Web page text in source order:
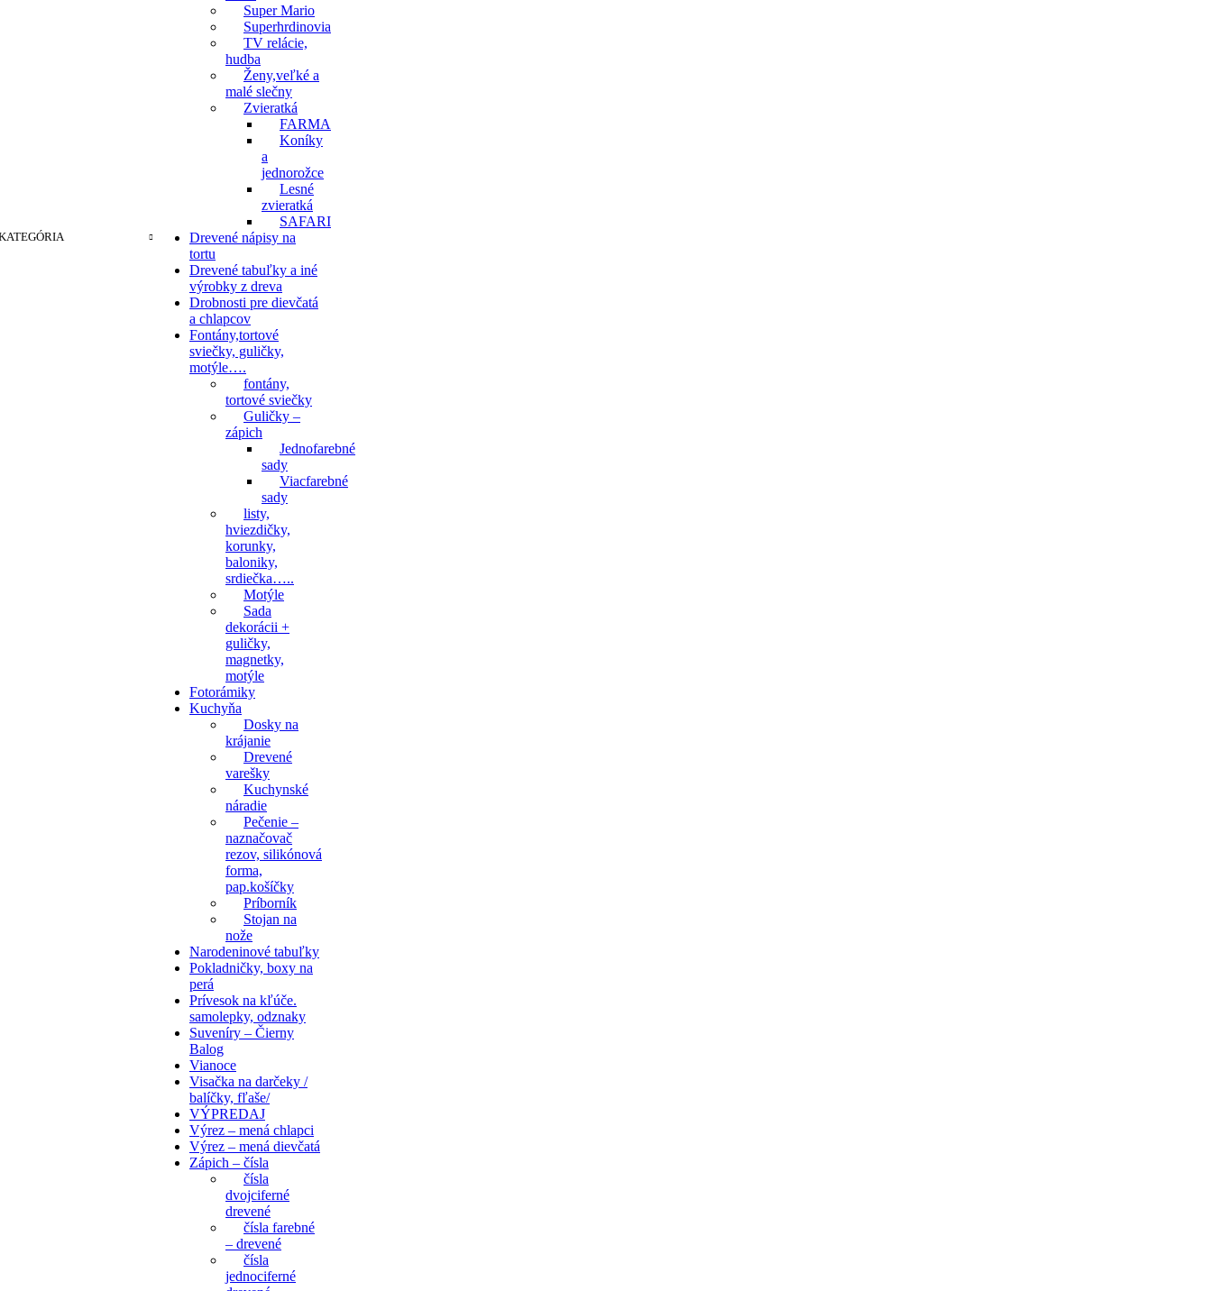
Super Mario
Superhrdinovia
TV relácie,
hudba
Ženy,veľké a
malé slečny
Zvieratká
FARMA
Koníky
a
jednorožce
Lesné
zvieratká
SAFARI
Drevené nápisy na
tortu
Drevené tabuľky a iné
výrobky z dreva
Drobnosti pre dievčatá
a chlapcov
Fontány,tortové
sviečky, guličky,
motýle….
fontány,
tortové sviečky
Guličky –
zápich
Jednofarebné
sady
Viacfarebné
sady
listy,
hviezdičky,
korunky,
baloniky,
srdiečka…..
Motýle
Sada
dekorácii +
guličky,
magnetky,
motýle
Fotorámiky
Kuchyňa
Dosky na
krájanie
Drevené
varešky
Kuchynské
náradie
Pečenie –
naznačovač
rezov, silikónová
forma,
pap.košíčky
Príborník
Stojan na
nože
Narodeninové tabuľky
Pokladničky, boxy na
perá
Prívesok na kľúče.
samolepky, odznaky
Suveníry – Čierny
Balog
Vianoce
Visačka na darčeky /
balíčky, fľaše/
VÝPREDAJ
Výrez – mená chlapci
Výrez – mená dievčatá
Zápich – čísla
čísla
dvojciferné
drevené
čísla farebné
– drevené
čísla
jednociferné